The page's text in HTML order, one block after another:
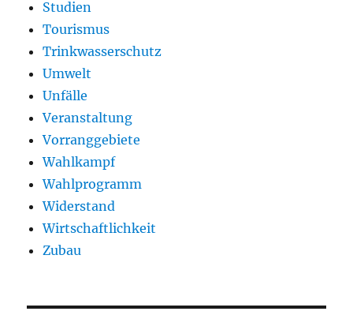
Studien
Tourismus
Trinkwasserschutz
Umwelt
Unfälle
Veranstaltung
Vorranggebiete
Wahlkampf
Wahlprogramm
Widerstand
Wirtschaftlichkeit
Zubau